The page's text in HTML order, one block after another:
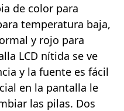
de color para
temperatura baja,
y rojo para
LCD nítida se ve
y la fuente es fácil
en la pantalla le
las pilas. Dos